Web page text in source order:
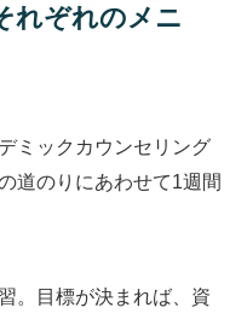
れぞれのメニ
ミックカウンセリング
道のりにあわせて1週間
。目標が決まれば、資